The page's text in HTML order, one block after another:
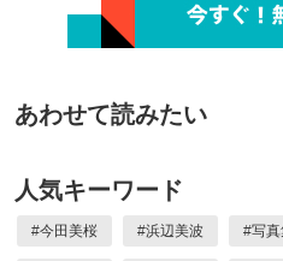
あわせて読みたい
人気キーワード
#今田美桜 #浜辺美波 #写